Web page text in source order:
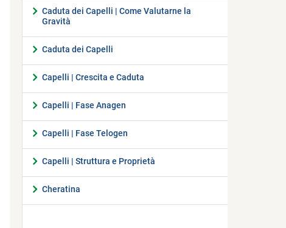
Caduta dei Capelli | Come Valutarne la
Gravità
Caduta dei Capelli
Capelli | Crescita e Caduta
Capelli | Fase Anagen
Capelli | Fase Telogen
Capelli | Struttura e Proprietà
Cheratina